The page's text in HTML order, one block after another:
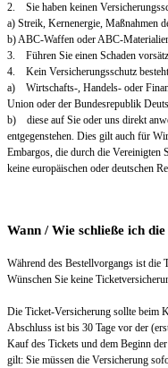
2. Sie haben keinen
a) Streik, Kernenergie, Maßnahmen
b) ABC-Waffen oder ABC-
3. Führen Sie einen Schaden
4. Kein Versicherungsschutz
a) Wirtschafts-, Handels- oder
Union oder der Bundesrepublik
b) diese auf Sie oder uns direkt
entgegenstehen. Dies gilt auch für
Embargos, die durch die Vereinigten
keine europäischen oder deutschen
Wann / Wie schließe ich
Während des Bestellvorgangs ist die
Wünschen Sie keine
Die Ticket-Versicherung sollte beim
Abschluss ist bis 30 Tage vor der
Kauf des Tickets und dem Beginn
gilt: Sie müssen die Versicherung